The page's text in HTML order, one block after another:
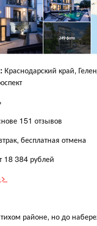
Краснодарский край,
151 отзывов
бесплатная отмена
18 384 рублей
тихом районе, но до